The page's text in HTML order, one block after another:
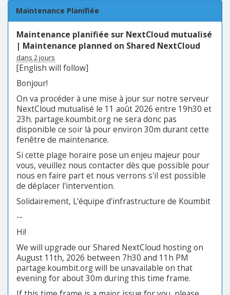
Maintenance Planifiée
Maintenance planifiée sur NextCloud mutualisé
| Maintenance planned on Shared NextCloud
dans 2 jours
[English will follow]
Bonjour!
On va procéder à une mise à jour sur notre serveur
NextCloud mutualisé le 11 août 2026 entre 19h30 et
23h. partage.koumbit.org ne sera donc pas
disponible ce soir là pour environ 30m durant cette
fenêtre de maintenance.
Si cette plage horaire pose un enjeu majeur pour
vous, veuillez nous contacter dès que possible pour
nous en faire part et nous verrons s'il est possible
de déplacer l'intervention.
Solidairement, L'équipe d'infrastructure de Koumbit
--
Hi!
We will upgrade our Shared NextCloud hosting on
August 11th, 2026 between 7h30 and 11h PM
partage.koumbit.org will be unavailable on that
evening for about 30m during this time frame.